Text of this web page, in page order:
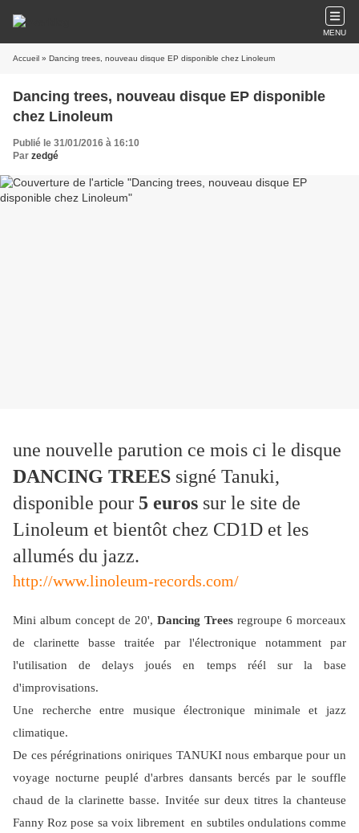
MENU
Accueil » Dancing trees, nouveau disque EP disponible chez Linoleum
Dancing trees, nouveau disque EP disponible
chez Linoleum
Publié le 31/01/2016 à 16:10
Par zedgé
une nouvelle parution ce mois ci le disque
DANCING TREES signé Tanuki,
disponible pour 5 euros sur le site de
Linoleum et bientôt chez CD1D et les
allumés du jazz.
http://www.linoleum-records.com/
Mini album concept de 20', Dancing Trees regroupe 6 morceaux
de clarinette basse traitée par l'électronique notamment par
l'utilisation de delays joués en temps réél sur la base
d'improvisations.
Une recherche entre musique électronique minimale et jazz
climatique.
De ces pérégrinations oniriques TANUKI nous embarque pour un
voyage nocturne peuplé d'arbres dansants bercés par le souffle
chaud de la clarinette basse. Invitée sur deux titres la chanteuse
Fanny Roz pose sa voix librement en subtiles ondulations comme